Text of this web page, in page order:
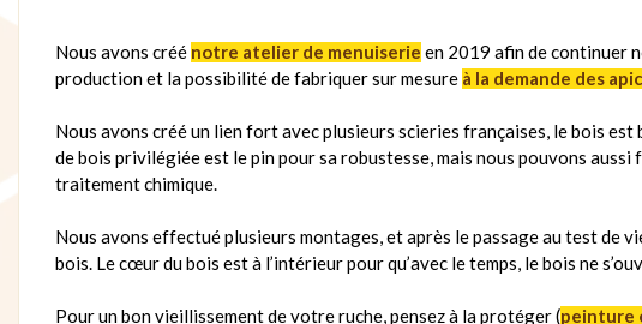
Nous avons créé notre atelier de menuiserie en 2019 afin de continuer
production et la possibilité de fabriquer sur mesure à la demande des
Nous avons créé un lien fort avec plusieurs scieries françaises, le bois
de bois privilégiée est le pin pour sa robustesse, mais nous pouvons
traitement chimique.
Nous avons effectué plusieurs montages, et après le passage au test de
bois. Le cœur du bois est à l’intérieur pour qu’avec le temps, le bois ne
Pour un bon vieillissement de votre ruche, pensez à la protéger (peinture